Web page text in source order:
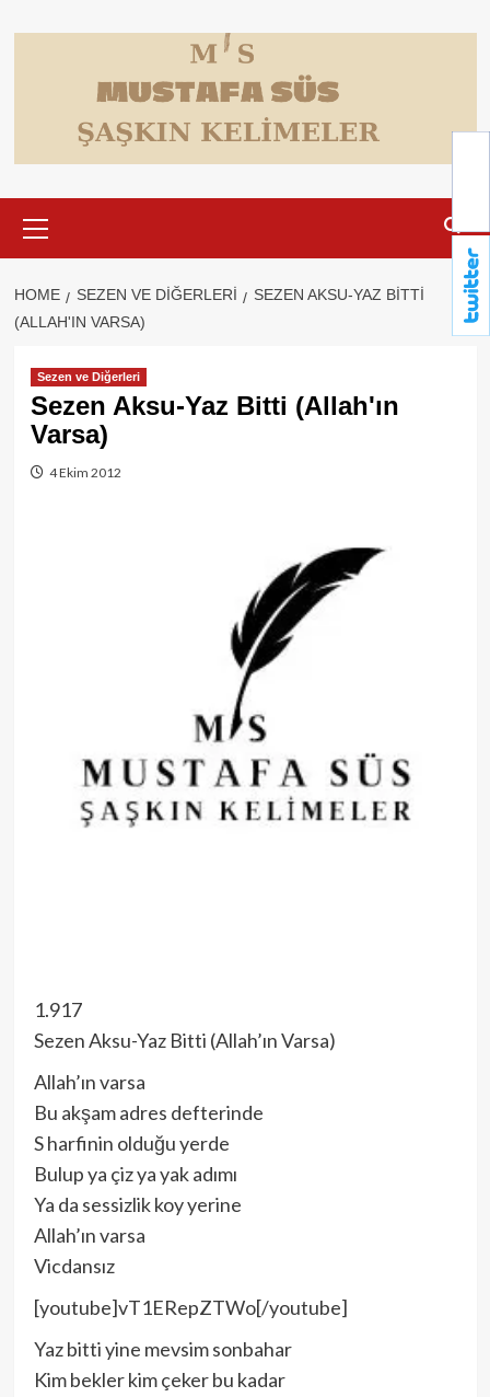
to
Menu
HOME SEZEN VE DIĞERLERI
SEZEN AKSU-YAZ BITTI
(ALLAH'IN VARSA)
Sezen ve Diğerleri
Sezen Aksu-Yaz Bitti (Allah'ın
Varsa)
4 Ekim 2012
1.917
Sezen Aksu-Yaz Bitti (Allah’ın Varsa)
Allah’ın varsa
Bu akşam adres defterinde
S harfinin olduğu yerde
Bulup ya çiz ya yak adımı
Ya da sessizlik koy yerine
Allah’ın varsa
Vicdansız
[youtube]vT1ERepZTWo[/youtube]
Yaz bitti yine mevsim sonbahar
Kim bekler kim çeker bu kadar